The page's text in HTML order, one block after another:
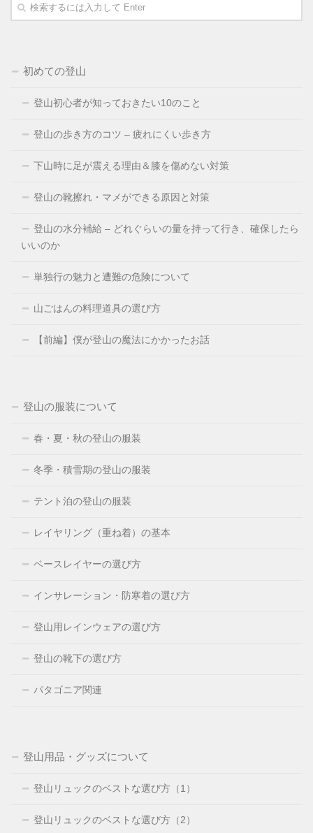
初めての登山
登山初心者が知っておきたい10のこと
登山の歩き方のコツ – 疲れにくい歩き方
下山時に足が震える理由＆膝を傷めない対策
登山の靴擦れ・マメができる原因と対策
登山の水分補給 – どれぐらいの量を持って行き、確保したら
いいのか
単独行の魅力と遭難の危険について
山ごはんの料理道具の選び方
【前編】僕が登山の魔法にかかったお話
登山の服装について
春・夏・秋の登山の服装
冬季・積雪期の登山の服装
テント泊の登山の服装
レイヤリング（重ね着）の基本
ベースレイヤーの選び方
インサレーション・防寒着の選び方
登山用レインウェアの選び方
登山の靴下の選び方
パタゴニア関連
登山用品・グッズについて
登山リュックのベストな選び方（1）
登山リュックのベストな選び方（2）